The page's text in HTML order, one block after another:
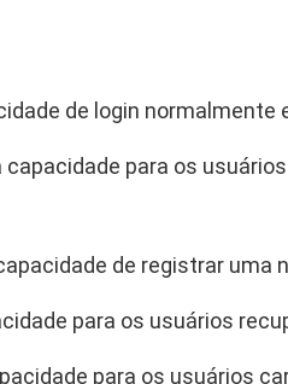
n
i
d
de login
para os
de registrar uma
para os usuários
para os usuários